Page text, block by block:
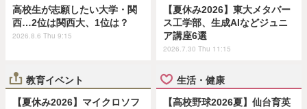
高校生が志願したい大学・関
西…2位は関西大、1位は？
2026.8.6 Thu 9:15
【夏休み2026】東大メタバー
ス工学部、生成AIなどジュニ
ア講座6選
2026.7.30 Thu 11:15
教育イベント
【夏休み2026】マイクロソフ
生活・健康
【高校野球2026夏】仙台育英